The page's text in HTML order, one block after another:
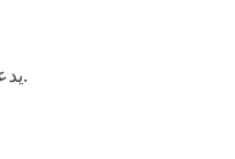
◆ يدعم أكثر من 1000 تنسيق فيديو وصوت.